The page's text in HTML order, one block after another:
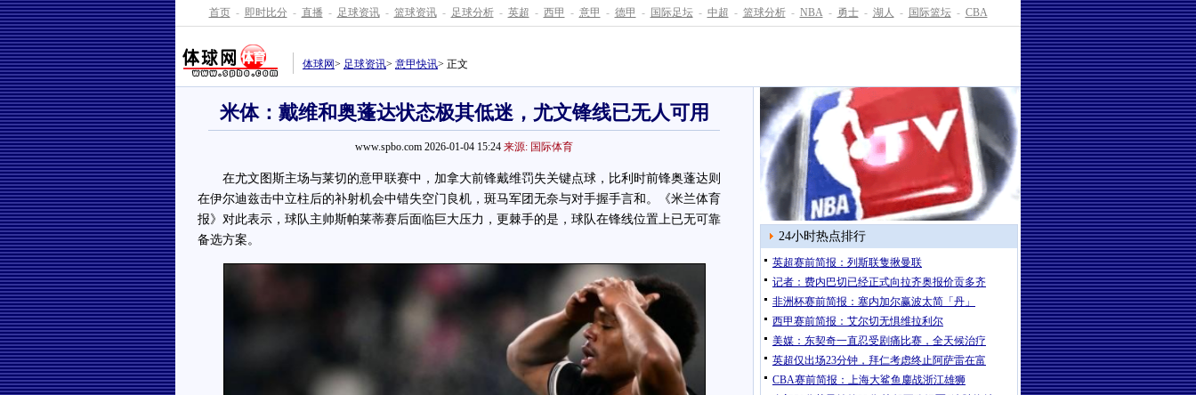
首页 - 即时比分 - 直播 - 足球资讯 - 篮球资讯 - 足球分析 - 英超 - 西甲 - 意甲 - 德甲 - 国际足坛 - 中超 - 篮球分析 - NBA - 勇士 - 湖人 - 国际篮坛 - CBA
体球网> 足球资讯> 意甲快讯> 正文
米体：戴维和奥蓬达状态极其低迷，尤文锋线已无人可用
www.spbo.com 2026-01-04 15:24 来源: 国际体育
在尤文图斯主场与莱切的意甲联赛中，加拿大前锋戴维罚失关键点球，比利时前锋奥蓬达则
在伊尔迪兹击中立柱后的补射机会中错失空门良机，斑马军团无奈与对手握手言和。《米兰体育
报》对此表示，球队主帅斯帕莱蒂赛后面临巨大压力，更棘手的是，球队在锋线位置上已无可靠
备选方案。
24小时热点排行
英超赛前简报：列斯联隻揪曼联
记者：费内巴切已经正式向拉齐奥报价贡多齐
非洲杯赛前简报：塞内加尔赢波太简「丹」
西甲赛前简报：艾尔切无惧维拉利尔
美媒：东契奇一直忍受剧痛比赛，全天候治疗
英超仅出场23分钟，拜仁考虑终止阿萨雷在富
CBA赛前简报：上海大鲨鱼鏖战浙江雄狮